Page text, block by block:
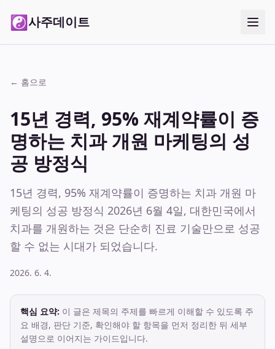
☯사주데이트
← 홈으로
15년 경력, 95% 재계약률이 증
명하는 치과 개원 마케팅의 성
공 방정식
15년 경력, 95% 재계약률이 증명하는 치과 개원 마
케팅의 성공 방정식 2026년 6월 4일, 대한민국에서
치과를 개원하는 것은 단순히 진료 기술만으로 성공
할 수 없는 시대가 되었습니다.
2026. 6. 4.
핵심 요약: 이 글은 제목의 주제를 빠르게 이해할 수 있도록 주
요 배경, 판단 기준, 확인해야 할 항목을 먼저 정리한 뒤 세부
설명으로 이어지는 가이드입니다.